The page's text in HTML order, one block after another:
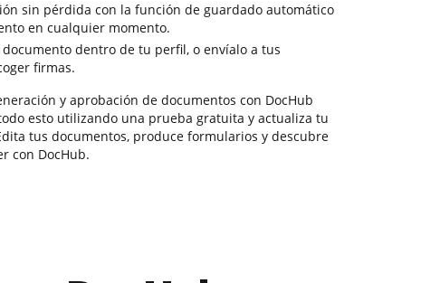
sin pérdida con la función de guardado automático
en cualquier momento.
dentro de tu perfil, o envíalo a tus
firmas.
y aprobación de documentos con DocHub
esto utilizando una prueba gratuita y actualiza tu
tus documentos, produce formularios y descubre
con DocHub.